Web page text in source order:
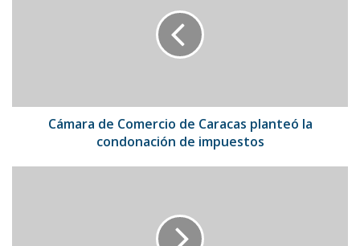
de
impuestosCámara de Comercio de Caracas planteó la
condonación de impuestos